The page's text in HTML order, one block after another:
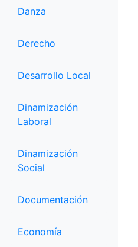
Danza
Derecho
Desarrollo Local
Dinamización
Laboral
Dinamización
Social
Documentación
Economía